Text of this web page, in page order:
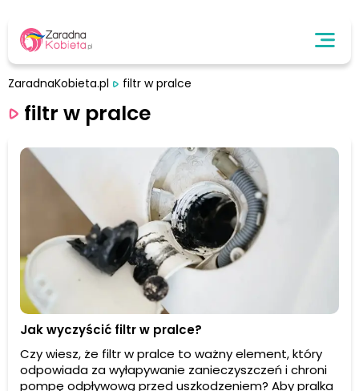
ZaradnaKobieta.pl filtr w pralce
filtr w pralce
Jak wyczyścić filtr w pralce?
Czy wiesz, że filtr w pralce to ważny element, który
odpowiada za wyłapywanie zanieczyszczeń i chroni
pompę odpływową przed uszkodzeniem? Aby pralka